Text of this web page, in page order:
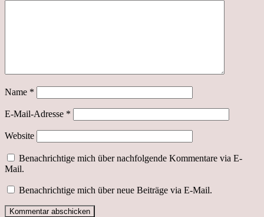
Name *
E-Mail-Adresse *
Website
Benachrichtige mich über nachfolgende Kommentare via E-
Mail.
Benachrichtige mich über neue Beiträge via E-Mail.